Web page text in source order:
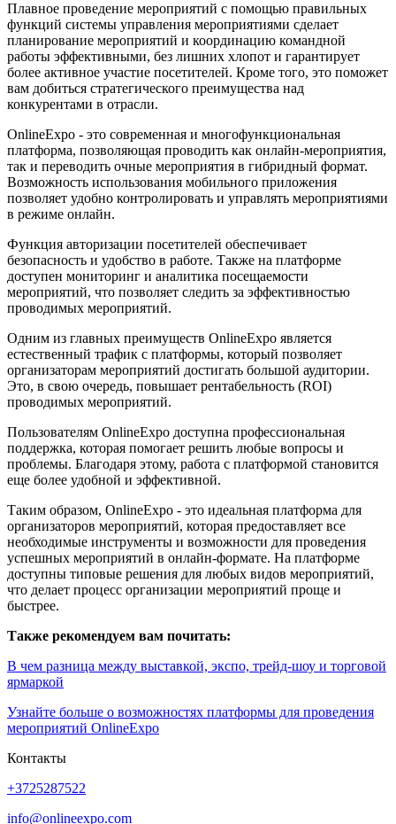
Плавное проведение мероприятий с помощью правильных
функций системы управления мероприятиями сделает
планирование мероприятий и координацию командной
работы эффективными, без лишних хлопот и гарантирует
более активное участие посетителей. Кроме того, это поможет
вам добиться стратегического преимущества над
конкурентами в отрасли.
OnlineExpo - это современная и многофункциональная
платформа, позволяющая проводить как онлайн-мероприятия,
так и переводить очные мероприятия в гибридный формат.
Возможность использования мобильного приложения
позволяет удобно контролировать и управлять мероприятиями
в режиме онлайн.
Функция авторизации посетителей обеспечивает
безопасность и удобство в работе. Также на платформе
доступен мониторинг и аналитика посещаемости
мероприятий, что позволяет следить за эффективностью
проводимых мероприятий.
Одним из главных преимуществ OnlineExpo является
естественный трафик с платформы, который позволяет
организаторам мероприятий достигать большой аудитории.
Это, в свою очередь, повышает рентабельность (ROI)
проводимых мероприятий.
Пользователям OnlineExpo доступна профессиональная
поддержка, которая помогает решить любые вопросы и
проблемы. Благодаря этому, работа с платформой становится
еще более удобной и эффективной.
Таким образом, OnlineExpo - это идеальная платформа для
организаторов мероприятий, которая предоставляет все
необходимые инструменты и возможности для проведения
успешных мероприятий в онлайн-формате. На платформе
доступны типовые решения для любых видов мероприятий,
что делает процесс организации мероприятий проще и
быстрее.
Также рекомендуем вам почитать:
В чем разница между выставкой, экспо, трейд-шоу и торговой
ярмаркой
Узнайте больше о возможностях платформы для проведения
мероприятий OnlineExpo
Контакты
+3725287522
info@onlineexpo.com